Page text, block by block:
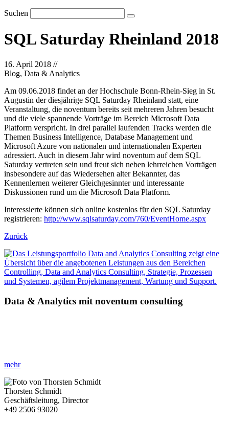
Suchen
SQL Saturday Rheinland 2018
16. April 2018 //
Blog, Data & Analytics
Am 09.06.2018 findet an der Hochschule Bonn-Rhein-Sieg in St.
Augustin der diesjährige SQL Saturday Rheinland statt, eine
Veranstaltung, die noventum bereits seit mehreren Jahren besucht
und die viele spannende Vorträge im Bereich Microsoft Data
Platform verspricht. In drei parallel laufenden Tracks werden die
Themen Business Intelligence, Database Management und
Microsoft Azure von nationalen und internationalen Experten
adressiert. Auch in diesem Jahr wird noventum auf dem SQL
Saturday vertreten sein und freut sich neben lehrreichen Vorträgen
insbesondere auf das Wiedersehen alter Bekannter, das
Kennenlernen weiterer Gleichgesinnter und interessante
Diskussionen rund um die Microsoft Data Platform.
Interessierte können sich online kostenlos für den SQL Saturday
registrieren: http://www.sqlsaturday.com/760/EventHome.aspx
Zurück
Data & Analytics mit noventum consulting
mehr
Thorsten Schmidt
Geschäftsleitung, Director
+49 2506 93020